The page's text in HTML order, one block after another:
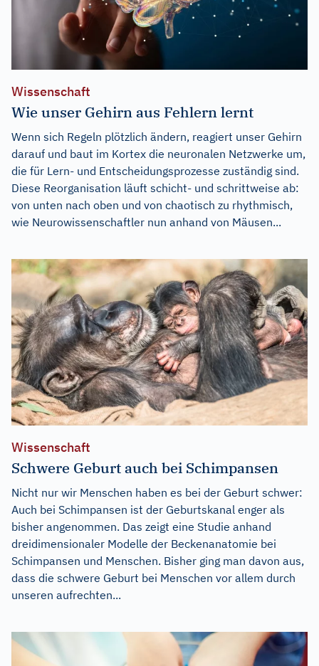
Wissenschaft
Wie unser Gehirn aus Fehlern lernt
Wenn sich Regeln plötzlich ändern, reagiert unser Gehirn
darauf und baut im Kortex die neuronalen Netzwerke um,
die für Lern- und Entscheidungsprozesse zuständig sind.
Diese Reorganisation läuft schicht- und schrittweise ab:
von unten nach oben und von chaotisch zu rhythmisch,
wie Neurowissenschaftler nun anhand von Mäusen...
Wissenschaft
Schwere Geburt auch bei Schimpansen
Nicht nur wir Menschen haben es bei der Geburt schwer:
Auch bei Schimpansen ist der Geburtskanal enger als
bisher angenommen. Das zeigt eine Studie anhand
dreidimensionaler Modelle der Beckenanatomie bei
Schimpansen und Menschen. Bisher ging man davon aus,
dass die schwere Geburt bei Menschen vor allem durch
unseren aufrechten...